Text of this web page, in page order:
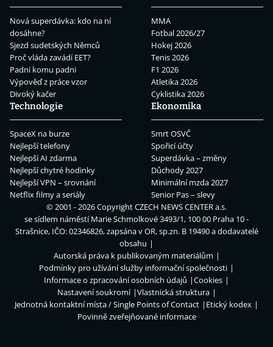
Nová superdávka: kdo na ní
dosáhne?
Sjezd sudetských Němců
Proč vláda zavádí EET?
Padni komu padni
Výpověď z práce vzor
Divoký kačer
MMA
Fotbal 2026/27
Hokej 2026
Tenis 2026
F1 2026
Atletika 2026
Cyklistika 2026
Technologie
SpaceX na burze
Nejlepší telefony
Nejlepší AI zdarma
Nejlepší chytré hodinky
Nejlepší VPN – srovnání
Netflix filmy a seriály
Ekonomika
Smrt OSVČ
Spořicí účty
Superdávka – změny
Důchody 2027
Minimální mzda 2027
Senior Pas – slevy
© 2001 - 2026 CopyrightCZECH NEWS CENTER a.s.
se sídlem náměstí Marie Schmolkové 3493/1, 100 00 Praha 10 -
Strašnice, IČO: 02346826, zapsána v OR, sp.zn. B 19490 a dodavatelé
obsahu
Autorská práva k publikovaným materiálům
Podmínky pro užívání služby informační společnosti
Informace o zpracování osobních údajů
Cookies
Nastavení soukromí
Vlastnická struktura
Jednotná kontaktní místa / Single Points of Contact
Etický kodex
Povinně zveřejňované informace